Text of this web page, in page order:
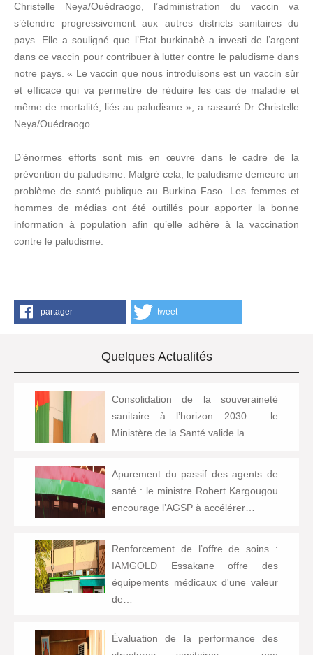
Christelle Neya/Ouédraogo, l’administration du vaccin va
s’étendre progressivement aux autres districts sanitaires du
pays. Elle a souligné que l’Etat burkinabè a investi de l’argent
dans ce vaccin pour contribuer à lutter contre le paludisme dans
notre pays. « Le vaccin que nous introduisons est un vaccin sûr
et efficace qui va permettre de réduire les cas de maladie et
même de mortalité, liés au paludisme », a rassuré Dr Christelle
Neya/Ouédraogo.
D’énormes efforts sont mis en œuvre dans le cadre de la
prévention du paludisme. Malgré cela, le paludisme demeure un
problème de santé publique au Burkina Faso. Les femmes et
hommes de médias ont été outillés pour apporter la bonne
information à population afin qu’elle adhère à la vaccination
contre le paludisme.
partager tweet
Quelques Actualités
Consolidation de la souveraineté
sanitaire à l’horizon 2030 : le
Ministère de la Santé valide la…
Apurement du passif des agents de
santé : le ministre Robert Kargougou
encourage l’AGSP à accélérer…
Renforcement de l’offre de soins :
IAMGOLD Essakane offre des
équipements médicaux d'une valeur
de…
Évaluation de la performance des